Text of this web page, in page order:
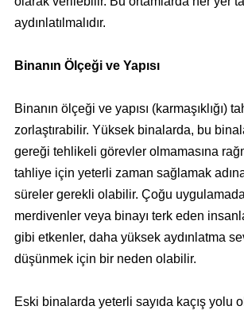
aydınlatılmalıdır.
Binanın Ölçeği ve Yapısı
Binanın ölçeği ve yapısı (karmaşıklığı)
zorlaştırabilir. Yüksek binalarda, bu
gereği tehlikeli görevler olmamasına
tahliye için yeterli zaman sağlamak
süreler gerekli olabilir. Çoğu
merdivenler veya binayı terk eden
gibi etkenler, daha yüksek aydınlatma
düşünmek için bir neden olabilir.
Eski binalarda yeterli sayıda kaçış yolu